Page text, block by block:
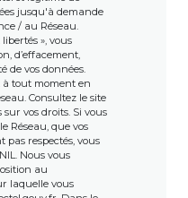
jusqu'à demande
/ au Réseau.
», vous
d’effacement,
de vos données.
à tout moment en
Consultez le site
vos droits. Si vous
Réseau, que vos
pas respectés, vous
Nous vous
au
laquelle vous